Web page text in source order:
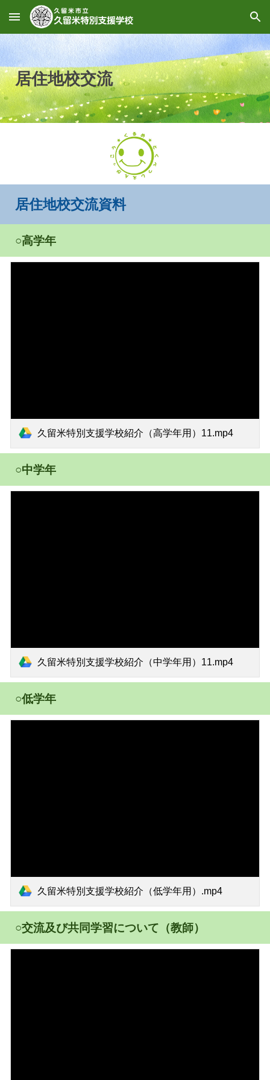
Skip to main content Skip to navigation
居住地校交流
居住地校交流資料
○高学年
久留米特別支援学校紹介（高学年用）11.mp4
○中学年
久留米特別支援学校紹介（中学年用）11.mp4
○低学年
久留米特別支援学校紹介（低学年用）.mp4
○交流及び共同学習について（教師）